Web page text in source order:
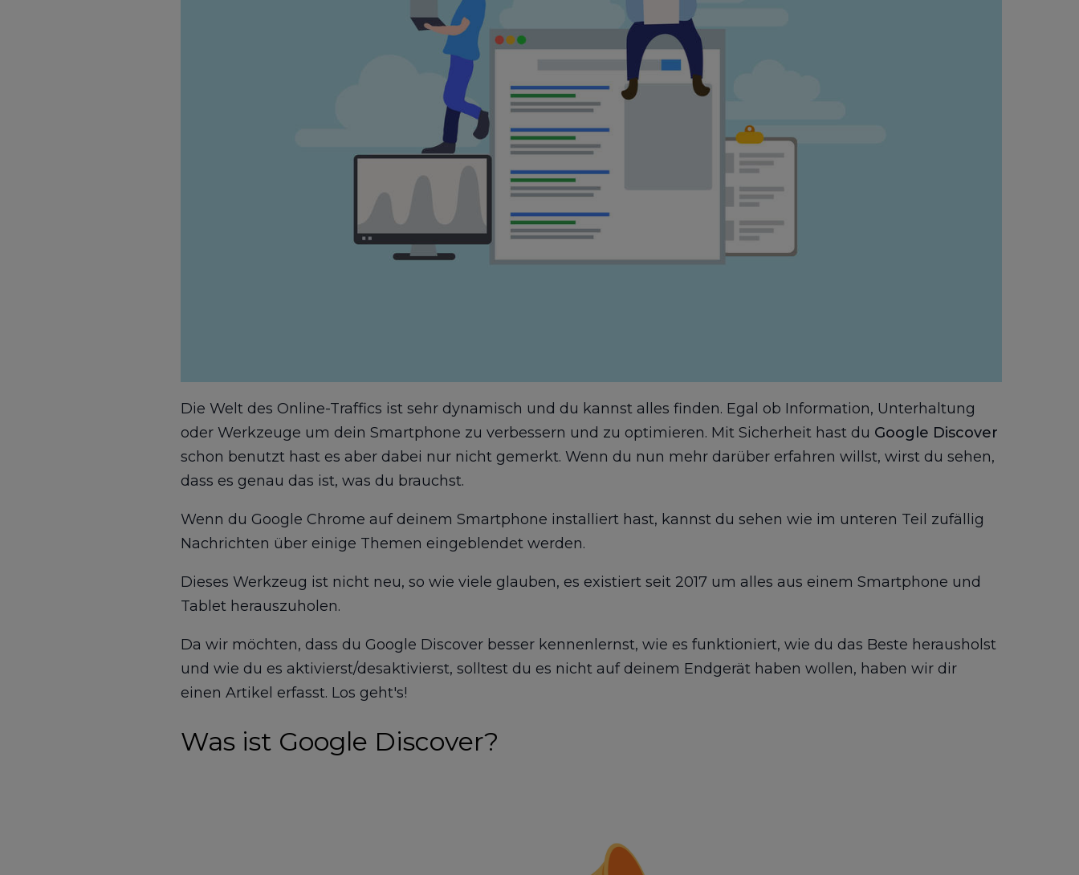
Die Welt des Online-Traffics ist sehr dynamisch und du kannst alles finden. Egal ob Information, Unterhaltung
oder Werkzeuge um dein Smartphone zu verbessern und zu optimieren. Mit Sicherheit hast du Google Discover
schon benutzt hast es aber dabei nur nicht gemerkt. Wenn du nun mehr darüber erfahren willst, wirst du sehen,
dass es genau das ist, was du brauchst.
Wenn du Google Chrome auf deinem Smartphone installiert hast, kannst du sehen wie im unteren Teil zufällig
Nachrichten über einige Themen eingeblendet werden.
Dieses Werkzeug ist nicht neu, so wie viele glauben, es existiert seit 2017 um alles aus einem Smartphone und
Tablet herauszuholen.
Da wir möchten, dass du Google Discover besser kennenlernst, wie es funktioniert, wie du das Beste herausholst
und wie du es aktivierst/desaktivierst, solltest du es nicht auf deinem Endgerät haben wollen, haben wir dir
einen Artikel erfasst. Los geht's!
Was ist Google Discover?